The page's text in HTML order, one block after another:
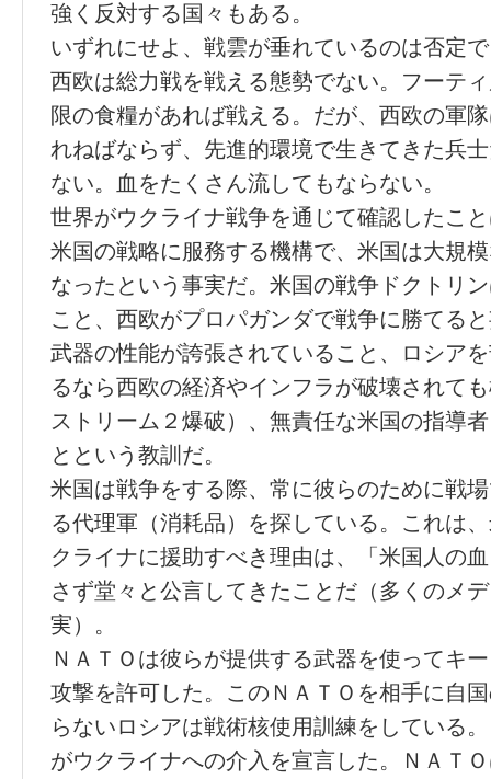
強く反対する国々もある。
いずれにせよ、戦雲が垂れているのは否定
西欧は総力戦を戦える態勢でない。フーテ
限の食糧があれば戦える。だが、西欧の軍
れねばならず、先進的環境で生きてきた兵
ない。血をたくさん流してもならない。
世界がウクライナ戦争を通じて確認したこ
米国の戦略に服務する機構で、米国は大規
なったという事実だ。米国の戦争ドクトリ
こと、西欧がプロパガンダで戦争に勝てる
武器の性能が誇張されていること、ロシア
るなら西欧の経済やインフラが破壊されて
ストリーム２爆破）、無責任な米国の指導
とという教訓だ。
米国は戦争をする際、常に彼らのために戦
る代理軍（消耗品）を探している。これは
クライナに援助すべき理由は、「米国人の
さず堂々と公言してきたことだ（多くのメ
実）。
ＮＡＴＯは彼らが提供する武器を使ってキ
攻撃を許可した。このＮＡＴＯを相手に自
らないロシアは戦術核使用訓練をしている
がウクライナへの介入を宣言した。ＮＡＴ